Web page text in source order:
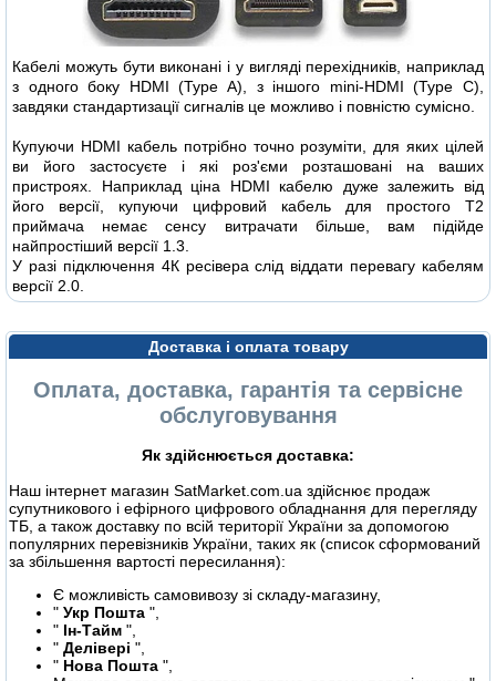
Кабелі можуть бути виконані і у вигляді перехідників, наприклад
з одного боку HDMI (Type A), з іншого mini-HDMI (Type C),
завдяки стандартизації сигналів це можливо і повністю сумісно.
Купуючи HDMI кабель потрібно точно розуміти, для яких цілей
ви його застосуєте і які роз'єми розташовані на ваших
пристроях. Наприклад ціна HDMI кабелю дуже залежить від
його версії, купуючи цифровий кабель для простого Т2
приймача немає сенсу витрачати більше, вам підійде
найпростіший версії 1.3.
У разі підключення 4К ресівера слід віддати перевагу кабелям
версії 2.0.
Доставка і оплата товару
Оплата, доставка, гарантія та сервісне
обслуговування
Як здійснюється доставка:
Наш інтернет магазин SatMarket.com.ua здійснює продаж
супутникового і ефірного цифрового обладнання для перегляду
ТБ, а також доставку по всій території України за допомогою
популярних перевізників України, таких як (список сформований
за збільшення вартості пересилання):
Є можливість самовивозу зі складу-магазину,
" Укр Пошта ",
" Ін-Тайм ",
" Делівері ",
" Нова Пошта ",